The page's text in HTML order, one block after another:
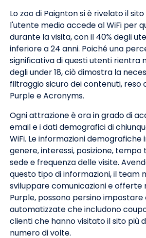
Lo zoo di Paignton si è rivelato il
l'utente medio accede al WiFi per
durante la visita, con il 40% degli
inferiore a 24 anni. Poiché una
significativa di questi utenti rientra
degli under 18, ciò dimostra la
filtraggio sicuro dei contenuti, reso
Purple e Acronyms.
Ogni attrazione è ora in grado di
email e i dati demografici di
WiFi. Le informazioni demografiche
genere, interessi, posizione, tempo
sede e frequenza delle visite.
questo tipo di informazioni, il team
sviluppare comunicazioni e offerte
Purple, possono persino impostare
automatizzate che includono
clienti che hanno visitato il sito più
numero di volte.